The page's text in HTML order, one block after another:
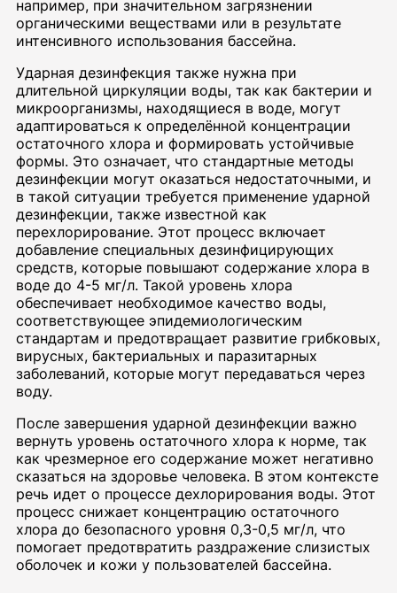
например, при значительном загрязнении
органическими веществами или в результате
интенсивного использования бассейна.
Ударная дезинфекция также нужна при
длительной циркуляции воды, так как бактерии и
микроорганизмы, находящиеся в воде, могут
адаптироваться к определённой концентрации
остаточного хлора и формировать устойчивые
формы. Это означает, что стандартные методы
дезинфекции могут оказаться недостаточными, и
в такой ситуации требуется применение ударной
дезинфекции, также известной как
перехлорирование. Этот процесс включает
добавление специальных дезинфицирующих
средств, которые повышают содержание хлора в
воде до 4-5 мг/л. Такой уровень хлора
обеспечивает необходимое качество воды,
соответствующее эпидемиологическим
стандартам и предотвращает развитие грибковых,
вирусных, бактериальных и паразитарных
заболеваний, которые могут передаваться через
воду.
После завершения ударной дезинфекции важно
вернуть уровень остаточного хлора к норме, так
как чрезмерное его содержание может негативно
сказаться на здоровье человека. В этом контексте
речь идет о процессе дехлорирования воды. Этот
процесс снижает концентрацию остаточного
хлора до безопасного уровня 0,3-0,5 мг/л, что
помогает предотвратить раздражение слизистых
оболочек и кожи у пользователей бассейна.